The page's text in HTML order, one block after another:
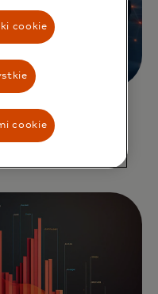
dostęp do tysięcy
całym świecie.
cookie
cookie